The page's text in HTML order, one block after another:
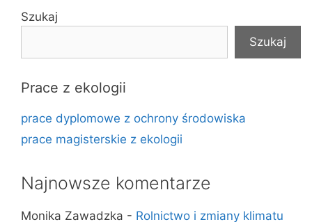
Szukaj
Szukaj
Prace z ekologii
prace dyplomowe z ochrony środowiska
prace magisterskie z ekologii
Najnowsze komentarze
Monika Zawadzka - Rolnictwo i zmiany klimatu